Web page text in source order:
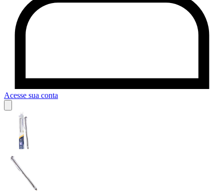
Acesse sua conta